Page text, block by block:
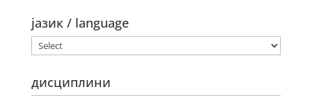
јазик / language
дисциплини